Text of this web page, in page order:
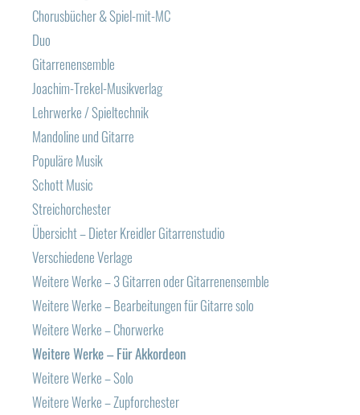
Chorusbücher & Spiel-mit-MC
Duo
Gitarrenensemble
Joachim-Trekel-Musikverlag
Lehrwerke / Spieltechnik
Mandoline und Gitarre
Populäre Musik
Schott Music
Streichorchester
Übersicht – Dieter Kreidler Gitarrenstudio
Verschiedene Verlage
Weitere Werke – 3 Gitarren oder Gitarrenensemble
Weitere Werke – Bearbeitungen für Gitarre solo
Weitere Werke – Chorwerke
Weitere Werke – Für Akkordeon
Weitere Werke – Solo
Weitere Werke – Zupforchester